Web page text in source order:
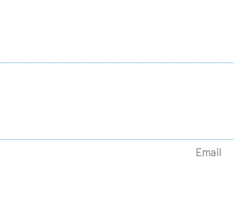
Email